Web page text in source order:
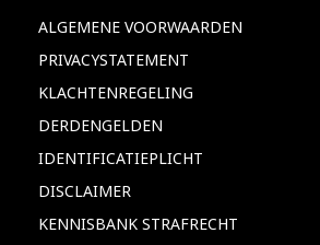
ALGEMENE VOORWAARDEN
PRIVACYSTATEMENT
KLACHTENREGELING
DERDENGELDEN
IDENTIFICATIEPLICHT
DISCLAIMER
KENNISBANK STRAFRECHT